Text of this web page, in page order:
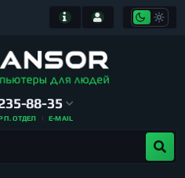
88-35
ОТДЕЛ E-MAIL